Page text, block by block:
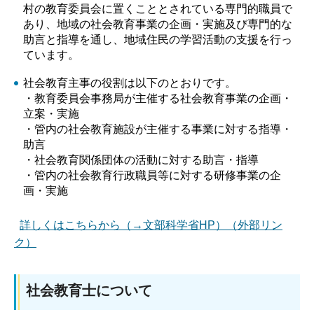
村の教育委員会に置くこととされている専門的職員で
あり、地域の社会教育事業の企画・実施及び専門的な
助言と指導を通し、地域住民の学習活動の支援を行っ
ています。
社会教育主事の役割は以下のとおりです。
・教育委員会事務局が主催する社会教育事業の企画・
立案・実施
・管内の社会教育施設が主催する事業に対する指導・
助言
・社会教育関係団体の活動に対する助言・指導
・管内の社会教育行政職員等に対する研修事業の企
画・実施
詳しくはこちらから（→文部科学省HP）（外部リン
ク）
社会教育士について